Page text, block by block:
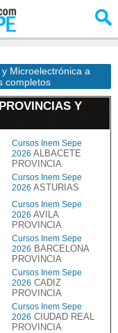
Microelectrónica a
completos
Y
Cursos Inem Sepe
2026 ALBACETE
PROVINCIA
Cursos Inem Sepe
2026 ASTURIAS
Cursos Inem Sepe
2026 AVILA
PROVINCIA
Cursos Inem Sepe
2026 BARCELONA
PROVINCIA
Cursos Inem Sepe
2026 CADIZ
PROVINCIA
Cursos Inem Sepe
2026 CIUDAD REAL
PROVINCIA